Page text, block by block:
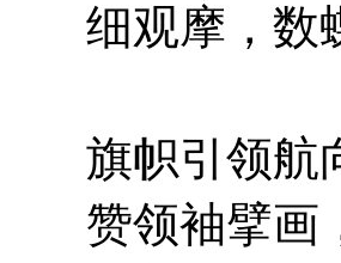
细观摩，数
旗帜引领航
赞领袖擘画